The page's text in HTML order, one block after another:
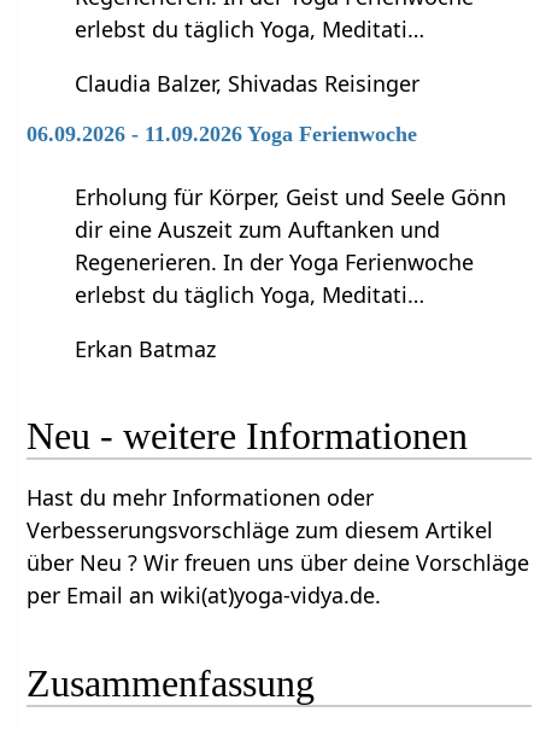
erlebst du täglich Yoga, Meditati…
Claudia Balzer, Shivadas Reisinger
06.09.2026 - 11.09.2026 Yoga Ferienwoche
Erholung für Körper, Geist und Seele Gönn
dir eine Auszeit zum Auftanken und
Regenerieren. In der Yoga Ferienwoche
erlebst du täglich Yoga, Meditati…
Erkan Batmaz
Neu‏‎ - weitere Informationen
Hast du mehr Informationen oder
Verbesserungsvorschläge zum diesem Artikel
über Neu‏‎ ? Wir freuen uns über deine Vorschläge
per Email an wiki(at)yoga-vidya.de.
Zusammenfassung